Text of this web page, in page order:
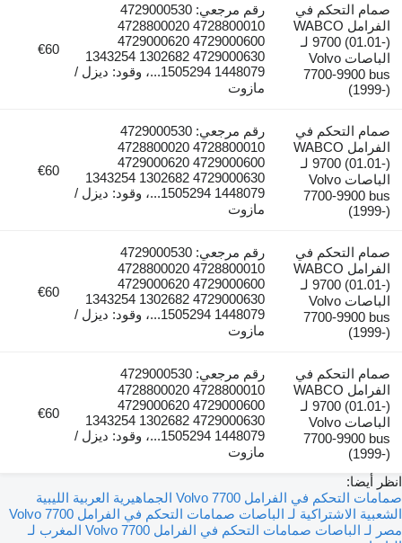
صمام التحكم في
الفرامل WABCO
9700 (01.01-) لـ
الباصات Volvo
7700-9900 bus
(1999-)
رقم مرجعي: 4729000530
4728800010 4728800020
4729000600 4729000620
4729000630 1302682 1343254
1448079 1505294...، وقود: ديزل /
مازوت
€60
صمام التحكم في
الفرامل WABCO
9700 (01.01-) لـ
الباصات Volvo
7700-9900 bus
(1999-)
رقم مرجعي: 4729000530
4728800010 4728800020
4729000600 4729000620
4729000630 1302682 1343254
1448079 1505294...، وقود: ديزل /
مازوت
€60
صمام التحكم في
الفرامل WABCO
9700 (01.01-) لـ
الباصات Volvo
7700-9900 bus
(1999-)
رقم مرجعي: 4729000530
4728800010 4728800020
4729000600 4729000620
4729000630 1302682 1343254
1448079 1505294...، وقود: ديزل /
مازوت
€60
صمام التحكم في
الفرامل WABCO
9700 (01.01-) لـ
الباصات Volvo
7700-9900 bus
(1999-)
رقم مرجعي: 4729000530
4728800010 4728800020
4729000600 4729000620
4729000630 1302682 1343254
1448079 1505294...، وقود: ديزل /
مازوت
€60
انظر أيضا:
صمامات التحكم في الفرامل Volvo 7700 الجماهيرية العربية الليبية
الشعبية الاشتراكية لـ الباصات
صمامات التحكم في الفرامل Volvo 7700
مصر لـ الباصات
صمامات التحكم في الفرامل Volvo 7700 المغرب لـ